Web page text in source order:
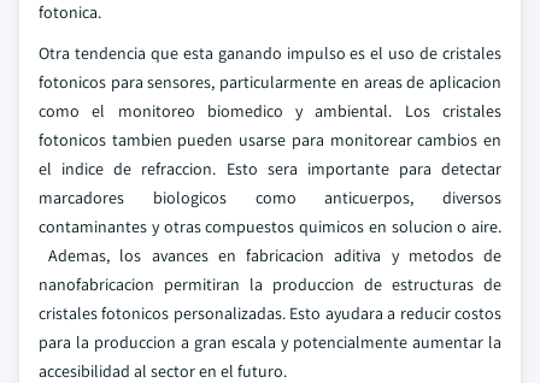
fotonica.
Otra tendencia que esta ganando impulso es el uso de cristales
fotonicos para sensores, particularmente en areas de aplicacion
como el monitoreo biomedico y ambiental. Los cristales
fotonicos tambien pueden usarse para monitorear cambios en
el indice de refraccion. Esto sera importante para detectar
marcadores biologicos como anticuerpos, diversos
contaminantes y otras compuestos quimicos en solucion o aire.
Ademas, los avances en fabricacion aditiva y metodos de
nanofabricacion permitiran la produccion de estructuras de
cristales fotonicos personalizadas. Esto ayudara a reducir costos
para la produccion a gran escala y potencialmente aumentar la
accesibilidad al sector en el futuro.